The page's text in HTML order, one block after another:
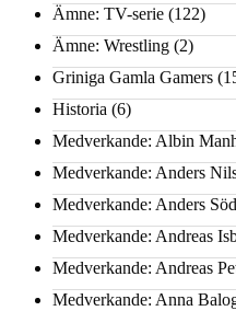
Ämne: TV-serie (122)
Ämne: Wrestling (2)
Griniga Gamla Gamers
Historia (6)
Medverkande: Albin
Medverkande: Anders
Medverkande: Anders
Medverkande: Andreas
Medverkande: Andreas
Medverkande: Anna